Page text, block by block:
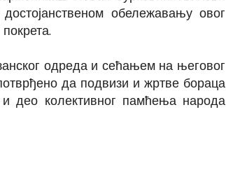
обележавању овог
одреда и сећањем на његовог
да подвизи и жртве бораца
и део колективног памћења народа